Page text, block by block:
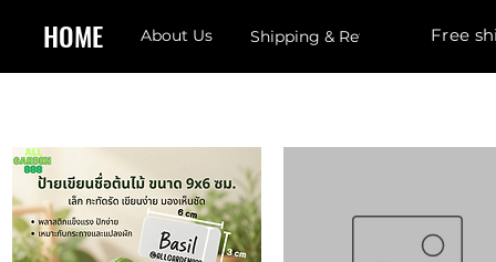
HOME About Us Shipping & Returns Free